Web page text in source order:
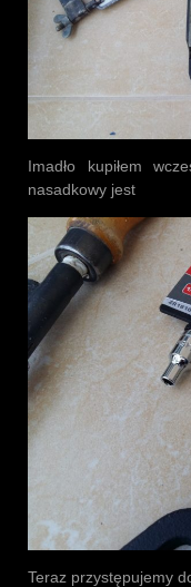
Imadło kupiłem
nasadkowy jest
Teraz przystępujemy